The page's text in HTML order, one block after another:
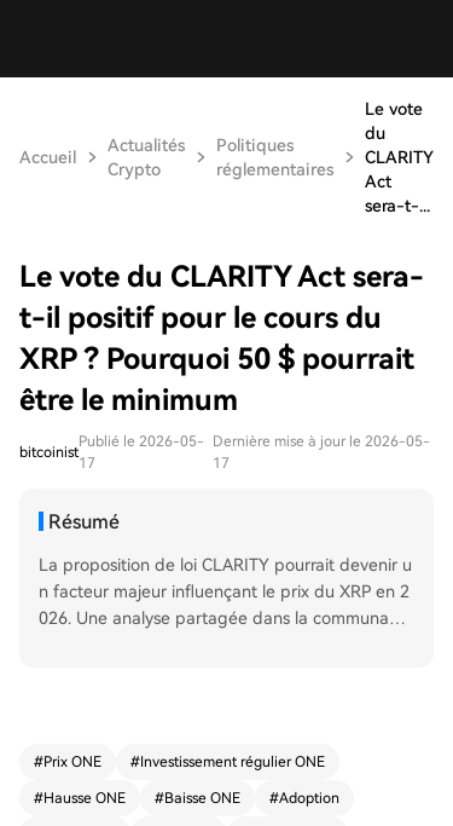
Accueil
Actualités
Crypto
Politiques
réglementaires
Le vote
du
CLARITY
Act
sera-t-...
Le vote du CLARITY Act sera-
t-il positif pour le cours du
XRP ? Pourquoi 50 $ pourrait
être le minimum
bitcoinist
Publié le 2026-05-
17
Dernière mise à jour le 2026-05-
17
Résumé
La proposition de loi CLARITY pourrait devenir u
n facteur majeur influençant le prix du XRP en 2
026. Une analyse partagée dans la communauté
Q), modélise plusieurs scénarios selon le niveau
ulés. Dans le cas le plus minimaliste, où le XRP tr
#Prix ONE #Investissement régulier ONE
#Hausse ONE #Baisse ONE #Adoption